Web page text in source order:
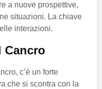
a nuove prospettive,
situazioni. La chiave
interazioni.
Cancro
c’è un forte
che si scontra con la